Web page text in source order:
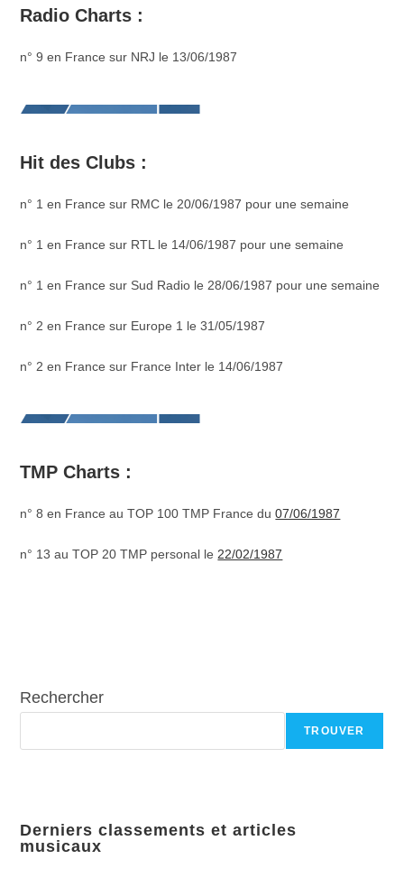
Radio Charts :
n° 9 en France sur NRJ le 13/06/1987
Hit des Clubs :
n° 1 en France sur RMC le 20/06/1987 pour une semaine
n° 1 en France sur RTL le 14/06/1987 pour une semaine
n° 1 en France sur Sud Radio le 28/06/1987 pour une semaine
n° 2 en France sur Europe 1 le 31/05/1987
n° 2 en France sur France Inter le 14/06/1987
TMP Charts :
n° 8 en France au TOP 100 TMP France du07/06/1987
n° 13 au TOP 20 TMP personal le 22/02/1987
Rechercher
TROUVER
Derniers classements et articles
musicaux